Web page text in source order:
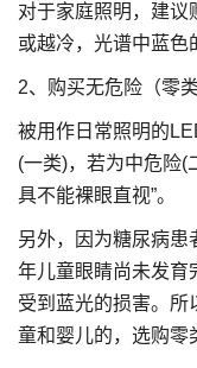
对于家庭照明，建议
或越冷，光谱中蓝色
2、购买无危险（零
被用作日常照明的
(一类)，若为中危险(
具不能裸眼直视”。
另外，因为糖尿病患
年儿童眼睛尚未发育
受到蓝光的损害。所
童和婴儿的，选购零